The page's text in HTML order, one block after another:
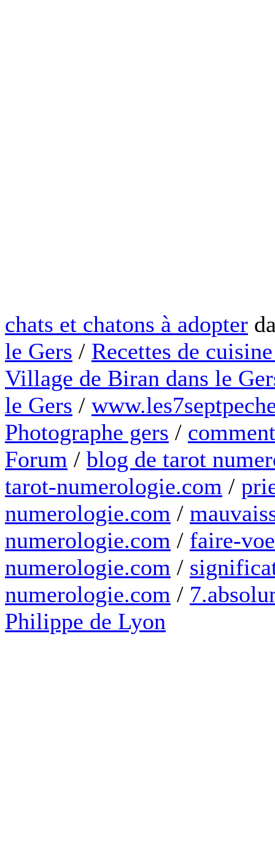
chats et chatons à adopter
le Gers / Recettes de
Village de Biran dans le
le Gers /
Photographe gers /
Forum / blog de tarot
tarot-numerologie.com /
numerologie.com /
numerologie.com / faire-
numerologie.com /
numerologie.com /
Philippe de Lyon